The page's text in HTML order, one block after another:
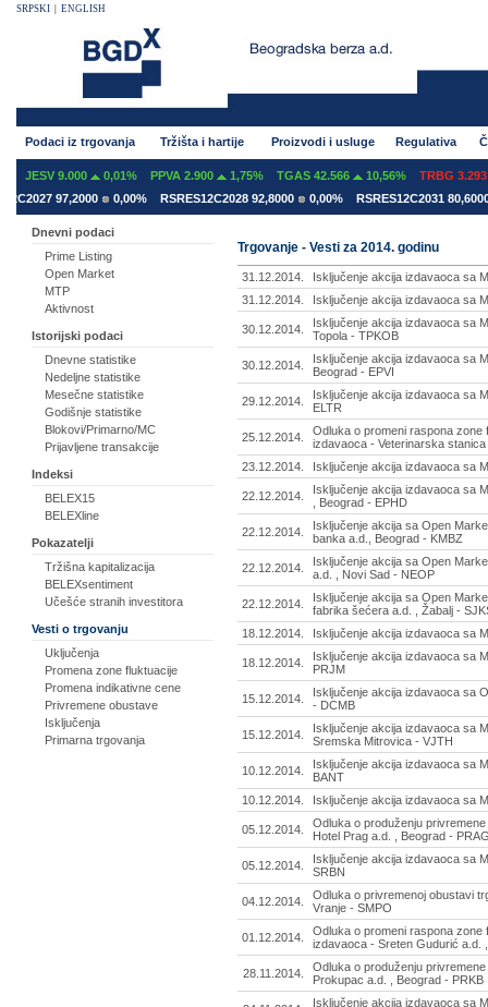
SRPSKI ENGLISH
Podaci iz trgovanja Tržišta i hartije Proizvodi i usluge Regulativa
9.000 0,01% PPVA 2.900 1,75% TGAS 42.566 10,56% TRBG 3.293
-
97,2000
0,00% RSRES12C2028 92,8000 0,00% RSRES12C2031 80,6000
Dnevni podaci
Prime Listing
Open Market
MTP
Aktivnost
Istorijski podaci
Dnevne statistike
Nedeljne statistike
Mesečne statistike
Godišnje statistike
Blokovi/Primarno/MC
Prijavljene transakcije
Indeksi
BELEX15
BELEXline
Pokazatelji
Tržišna kapitalizacija
BELEXsentiment
Učešće stranih investitora
Vesti o trgovanju
Uključenja
Promena zone fluktuacije
Promena indikativne cene
Privremene obustave
Isključenja
Primarna trgovanja
Trgovanje - Vesti za 2014. godinu
31.12.2014.
Isključenje akcija izdavaoca sa
31.12.2014.
Isključenje akcija izdavaoca sa
30.12.2014.
Isključenje akcija izdavaoca sa
Topola - TPKOB
30.12.2014.
Isključenje akcija izdavaoca sa
Beograd - EPVI
29.12.2014.
Isključenje akcija izdavaoca sa
ELTR
25.12.2014.
Odluka o promeni raspona zone
izdavaoca - Veterinarska
23.12.2014.
Isključenje akcija izdavaoca sa
22.12.2014.
Isključenje akcija izdavaoca sa
, Beograd - EPHD
22.12.2014.
Isključenje akcija sa Open
banka a.d., Beograd - KMBZ
22.12.2014.
Isključenje akcija sa Open
a.d. , Novi Sad - NEOP
22.12.2014.
Isključenje akcija sa Open
fabrika šećera a.d. , Žabalj -
18.12.2014.
Isključenje akcija izdavaoca sa
18.12.2014.
Isključenje akcija izdavaoca sa
PRJM
15.12.2014.
Isključenje akcija izdavaoca sa
- DCMB
15.12.2014.
Isključenje akcija izdavaoca sa
Sremska Mitrovica - VJTH
10.12.2014.
Isključenje akcija izdavaoca sa
BANT
10.12.2014.
Isključenje akcija izdavaoca sa
05.12.2014.
Odluka o produženju
Hotel Prag a.d. , Beograd -
05.12.2014.
Isključenje akcija izdavaoca sa
SRBN
04.12.2014.
Odluka o privremenoj obustavi
Vranje - SMPO
01.12.2014.
Odluka o promeni raspona zone
izdavaoca - Sreten Gudurić a.d.
28.11.2014.
Odluka o produženju
Prokupac a.d. , Beograd - PRKB
Isključenje akcija izdavaoca sa